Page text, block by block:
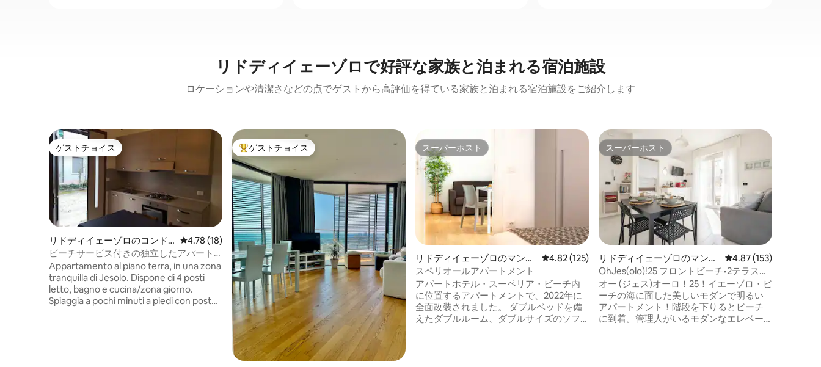
リドディイェーゾロで好評な家族と泊まれる宿泊施設
ロケーションや清潔さなどの点でゲストから高評価を得ている家族と泊まれる宿泊施設をご紹介します
ゲストチョイス
ゲストチョイス
リドディイェーゾロのコンド
ミニアム
レビュー18件、5つ星中4.78つ星の平均評価
4.78 (18)
ビーチサービス付きの独立したアパート
メント
Appartamento al piano terra, in una zona
tranquilla di Jesolo. Dispone di 4 posti
letto, bagno e cucina/zona giorno.
Spiaggia a pochi minuti a piedi con posto
大好評のゲストチョイスです。
ゲストチョイス スーパーホスト
スーパーホスト
リドディイェーゾロのマンシ
ョン・アパート
レビュー125件、5つ星中4.82つ星の平均評価
4.82 (125)
スペリオールアパートメント
アパートホテル・スーペリア・ビーチ内
に位置するアパートメントで、2022年に
全面改装されました。 ダブルベッドを備
えたダブルルーム、ダブルサイズのソフ
スーパーホスト
スーパーホスト
リドディイェーゾロのマンシ
ョン・アパート
レビュー153件、5つ
4.87 (153)
OhJes(olo)!25 フロントビーチ•2テラス
+ビーチ+パーク
オー (ジェス)オーロ！25！イエーゾロ・ビ
ーチの海に面した美しいモダンで明るい
アパートメント！階段を下りるとビーチ
に到着。管理人がいるモダンなエレベー